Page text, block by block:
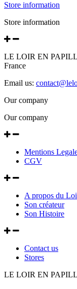
Store information
Store information
LE LOIR EN
France
Email us:
Our company
Our company
Mentions
CGV
A propos du
Son créateur
Son Histoire
Contact us
Stores
LE LOIR EN